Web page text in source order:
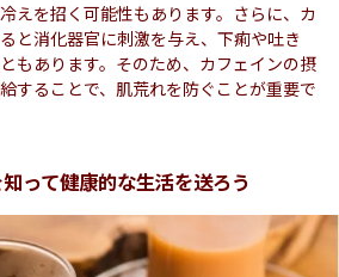
えを招く可能性もあります。さらに、カ
と消化器官に刺激を与え、下痢や吐き
もあります。そのため、カフェインの摂
することで、肌荒れを防ぐことが重要で
って健康的な生活を送ろう